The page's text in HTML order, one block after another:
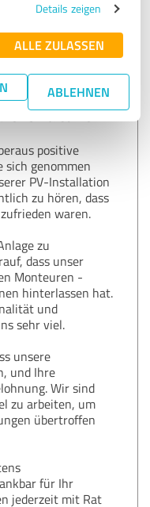
Details zeigen
ALLE ZULASSEN
ABLEHNEN
GmbH & Co. KG:
positive
sich genommen
PV-Installation
zu hören, dass
waren.
zu
dass unser
Monteuren -
hinterlassen hat.
und
sehr viel.
unsere
und Ihre
Wir sind
zu arbeiten, um
übertroffen
für Ihr
jederzeit mit Rat